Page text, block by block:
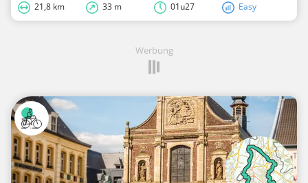
21,8 km 33 m 01u27 Easy
Werbung